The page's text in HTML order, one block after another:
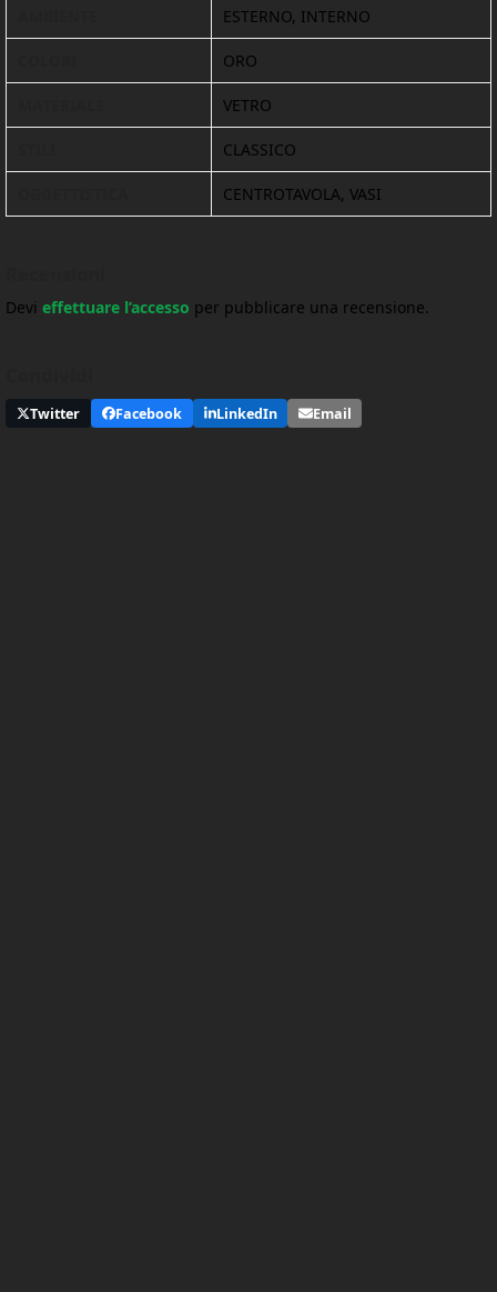
ESTERNO, INTERNO
ORO
VETRO
CLASSICO
CENTROTAVOLA, VASI
Devi effettuare l’accesso per pubblicare una recensione.
Twitter Facebook LinkedIn Email